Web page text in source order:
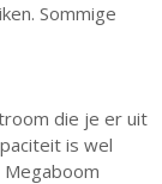
Sommige
die je er uit
is wel
Megaboom